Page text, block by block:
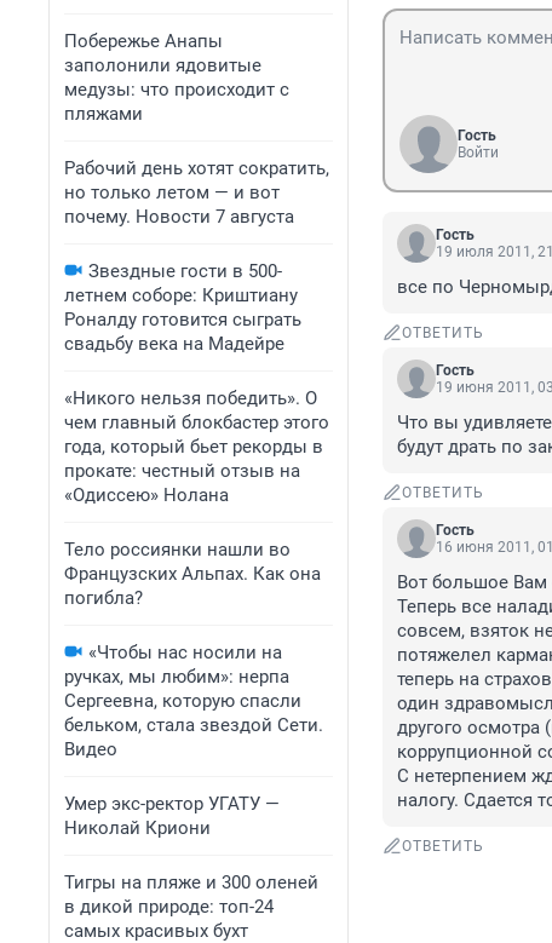
Побережье Анапы
заполонили ядовитые
медузы: что происходит с
пляжами
Рабочий день хотят сократить,
но только летом — и вот
почему. Новости 7 августа
Звездные гости в 500-
летнем соборе: Криштиану
Роналду готовится сыграть
свадьбу века на Мадейре
«Никого нельзя победить». О
чем главный блокбастер этого
года, который бьет рекорды в
прокате: честный отзыв на
«Одиссею» Нолана
Тело россиянки нашли во
Французских Альпах. Как она
погибла?
«Чтобы нас носили на
ручках, мы любим»: нерпа
Сергеевна, которую спасли
бельком, стала звездой Сети.
Видео
Умер экс-ректор УГАТУ —
Николай Криони
Тигры на пляже и 300 оленей
в дикой природе: топ-24
самых красивых бухт
Гость
Войти
Гость
19 июля 2011,
все по
ОТВЕТИТЬ
Гость
19 июня 2011,
Что вы
будут драть по
ОТВЕТИТЬ
Гость
16 июня 2011,
Вот большое
Теперь все
совсем, взяток
потяжелел
теперь на
один
другого
коррупционной
С нетерпением
налогу. Сдается
ОТВЕТИТЬ